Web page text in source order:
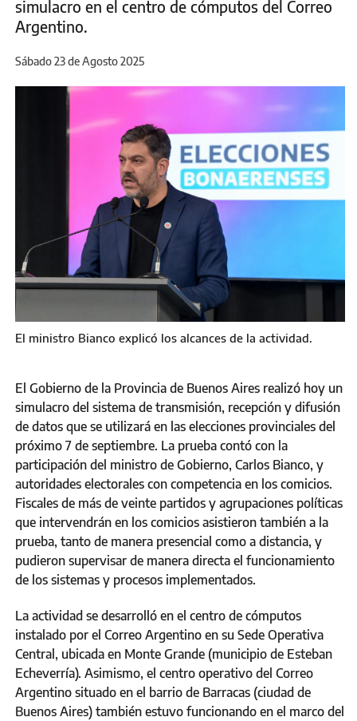
simulacro en el centro de cómputos del Correo
Argentino.
Sábado 23 de Agosto 2025
El ministro Bianco explicó los alcances de la actividad.
El Gobierno de la Provincia de Buenos Aires realizó hoy un
simulacro del sistema de transmisión, recepción y difusión
de datos que se utilizará en las elecciones provinciales del
próximo 7 de septiembre. La prueba contó con la
participación del ministro de Gobierno, Carlos Bianco, y
autoridades electorales con competencia en los comicios.
Fiscales de más de veinte partidos y agrupaciones políticas
que intervendrán en los comicios asistieron también a la
prueba, tanto de manera presencial como a distancia, y
pudieron supervisar de manera directa el funcionamiento
de los sistemas y procesos implementados.
La actividad se desarrolló en el centro de cómputos
instalado por el Correo Argentino en su Sede Operativa
Central, ubicada en Monte Grande (municipio de Esteban
Echeverría). Asimismo, el centro operativo del Correo
Argentino situado en el barrio de Barracas (ciudad de
Buenos Aires) también estuvo funcionando en el marco del